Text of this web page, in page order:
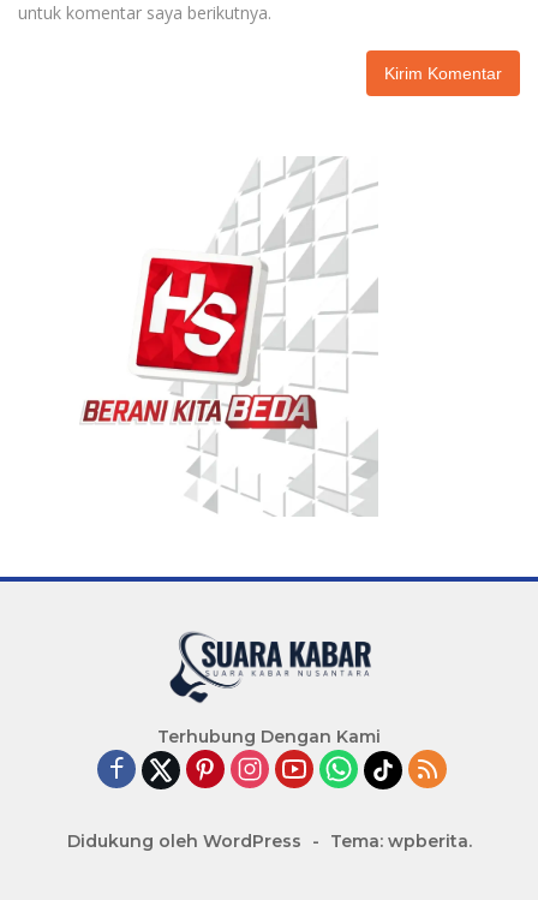
untuk komentar saya berikutnya.
Terhubung Dengan Kami
Didukung oleh WordPress - Tema: wpberita.